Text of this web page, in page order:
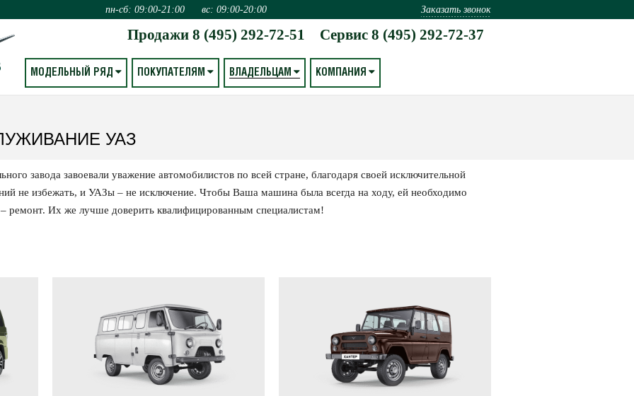
пн-сб: 09:00-21:00 вс: 09:00-20:00 Заказать звонок
Продажи 8 (495) 292-72-51 Сервис 8 (495) 292-72-37
МОДЕЛЬНЫЙ РЯД ПОКУПАТЕЛЯМ ВЛАДЕЛЬЦАМ КОМПАНИЯ
УАЗ
завода завоевали уважение автомобилистов по всей стране, благодаря своей исключительной
не избежать, и УАЗы – не исключение. Чтобы Ваша машина была всегда на ходу, ей необходимо
ремонт. Их же лучше доверить квалифицированным специалистам!